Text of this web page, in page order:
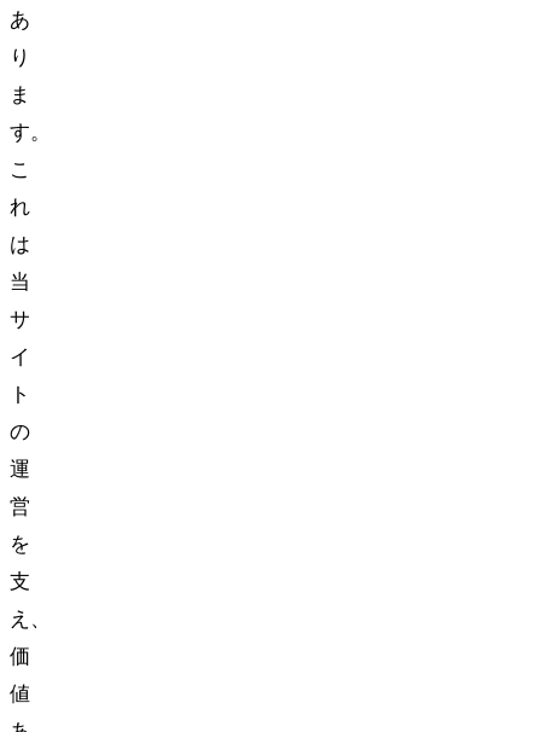
あ
り
ま
す。
こ
れ
は
当
サ
イ
ト
の
運
営
を
支
え、
価
値